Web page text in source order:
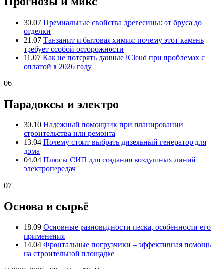
30.07 Премиальные свойства древесины: от бруса до
отделки
21.07 Танзанит и бытовая химия: почему этот камень
требует особой осторожности
11.07 Как не потерять данные iCloud при проблемах с
оплатой в 2026 году
06
Парадоксы и электро
30.10 Надежный помощник при планировании
строительства или ремонта
13.04 Почему стоит выбрать дизельный генератор для
дома
04.04 Плюсы СИП для создания воздушных линий
электропередач
07
Основа и сырьё
18.09 Основные разновидности песка, особенности его
применения
14.04 Фронтальные погрузчики – эффективная помощь
на строительной площадке